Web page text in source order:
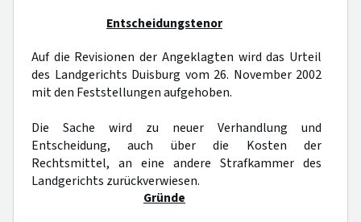
Entscheidungstenor
Auf die Revisionen der Angeklagten wird das Urteil
des Landgerichts Duisburg vom 26. November 2002
mit den Feststellungen aufgehoben.
Die Sache wird zu neuer Verhandlung und
Entscheidung, auch über die Kosten der
Rechtsmittel, an eine andere Strafkammer des
Landgerichts zurückverwiesen.
Gründe